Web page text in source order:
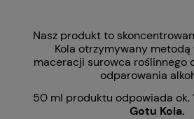
Nasz produkt to
Kola otrzymywany
maceracji surowca roślinnego
odparowania
50 ml produktu odpowiada ok.
Gotu Kola.